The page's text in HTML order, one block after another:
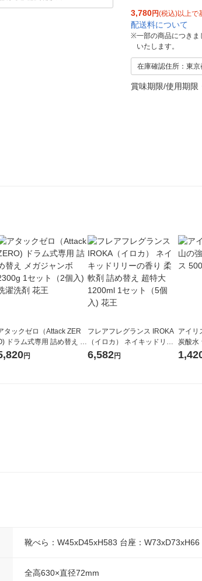
3,780円(税込)以上で
配送料について
※一部の商品につき
いたします。
在庫確認住所：東京
賞味期限/使用期限
タックゼロ（Attack ZER
ドラム式専用 詰め替え メ
ジャンボ 2300g 1セット
円
フレアフレグランス IROKA
（イロカ） ネイキッドリリ
ーの香り 柔軟剤 詰め替え 超
6,582円
アイリ
炭酸水
箱（24
靴べら：W45xD45xH583 台座：W73xD73xH66
全高630×直径72mm